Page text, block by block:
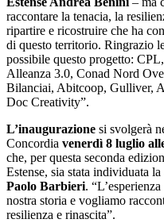
raccontare la tenacia, la
ripartire e ricostruire che ha
di questo territorio. Ringrazio
possibile questo progetto:
Alleanza 3.0, Conad Nord
Bilanciai, Abitcoop, Gulliver,
Doc Creativity”.
L’inaugurazione si svolgerà
Concordia venerdì 8 luglio
che, per questa seconda
Estense, sia stata individuata
Paolo Barbieri.
nostra storia e vogliamo
resilienza e rinascita”.